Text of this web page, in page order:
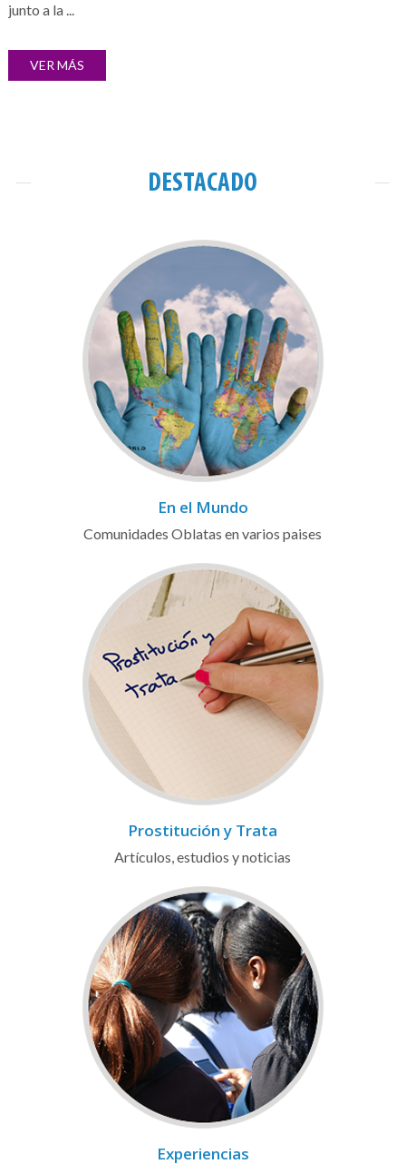
junto a la ...
VER MÁS
DESTACADO
En el Mundo
Comunidades Oblatas en varios paises
Prostitución y Trata
Artículos, estudios y noticias
Experiencias